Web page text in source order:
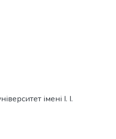
імені І. І.